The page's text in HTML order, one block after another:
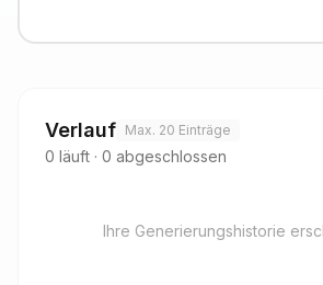
Verlauf Max. 20 Einträge
0 läuft · 0 abgeschlossen
Ihre Generierungshistorie